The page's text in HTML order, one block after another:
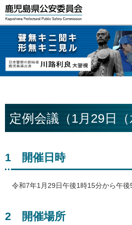
鹿児島県公安委員会
聲無キニ聴キ 形無キニ見ル 日本警察の
大警視
定例会議（1月29日（
1 開催日時
令和7年1月29日午後1時15分から午後
2 開催場所